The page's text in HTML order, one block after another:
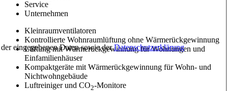
Service
Unternehmen
Kleinraumventilatoren
Kontrollierte Wohnraumlüftung ohne Wärmerückgewinnung
Lüftung mit Wärmerückgewinnung für Wohnungen und
Einfamilienhäuser
Kompaktgeräte mit Wärmerückgewinnung für Wohn- und
Nichtwohngebäude
Luftreiniger und CO2-Monitore
eingegebenen Daten sowie derDatenschutzerklärung